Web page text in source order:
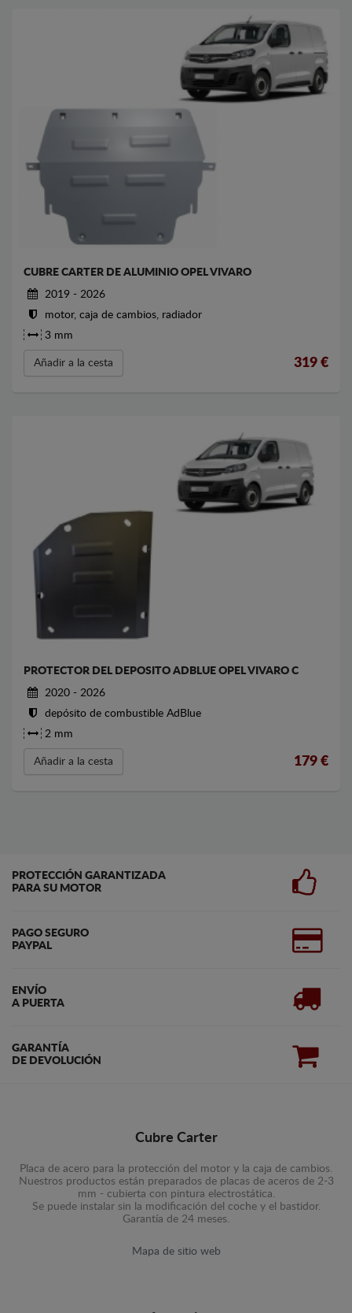
CUBRE CARTER DE ALUMINIO OPEL VIVARO
2019 - 2026
motor, caja de cambios, radiador
3 mm
Añadir a la cesta 319 €
PROTECTOR DEL DEPOSITO ADBLUE OPEL VIVARO C
2020 - 2026
depósito de combustible AdBlue
2 mm
Añadir a la cesta 179 €
PROTECCIÓN GARANTIZADA
PARA SU MOTOR
PAGO SEGURO
PAYPAL
ENVÍO
A PUERTA
GARANTÍA
DE DEVOLUCIÓN
Cubre Carter
Placa de acero para la protección del motor y la caja de cambios.
Nuestros productos están preparados de placas de aceros de 2-3
mm - cubierta con pintura electrostática.
Se puede instalar sin la modificación del coche y el bastidor.
Garantía de 24 meses.
Mapa de sitio web